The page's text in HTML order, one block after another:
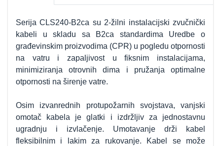
Serija CLS240-B2ca su 2-žilni instalacijski zvučnički
kabeli u skladu sa B2ca standardima Uredbe o
građevinskim proizvodima (CPR) u pogledu otpornosti
na vatru i zapaljivost u fiksnim instalacijama,
minimiziranja otrovnih dima i pružanja optimalne
otpornosti na širenje vatre.
Osim izvanrednih protupožarnih svojstava, vanjski
omotač kabela je glatki i izdržljiv za jednostavnu
ugradnju i izvlačenje. Umotavanje drži kabel
fleksibilnim i lakim za rukovanje. Kabel se može